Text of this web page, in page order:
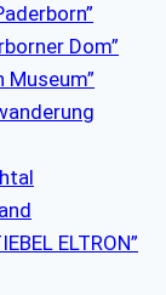
Dom”
Museum”
ELTRON”